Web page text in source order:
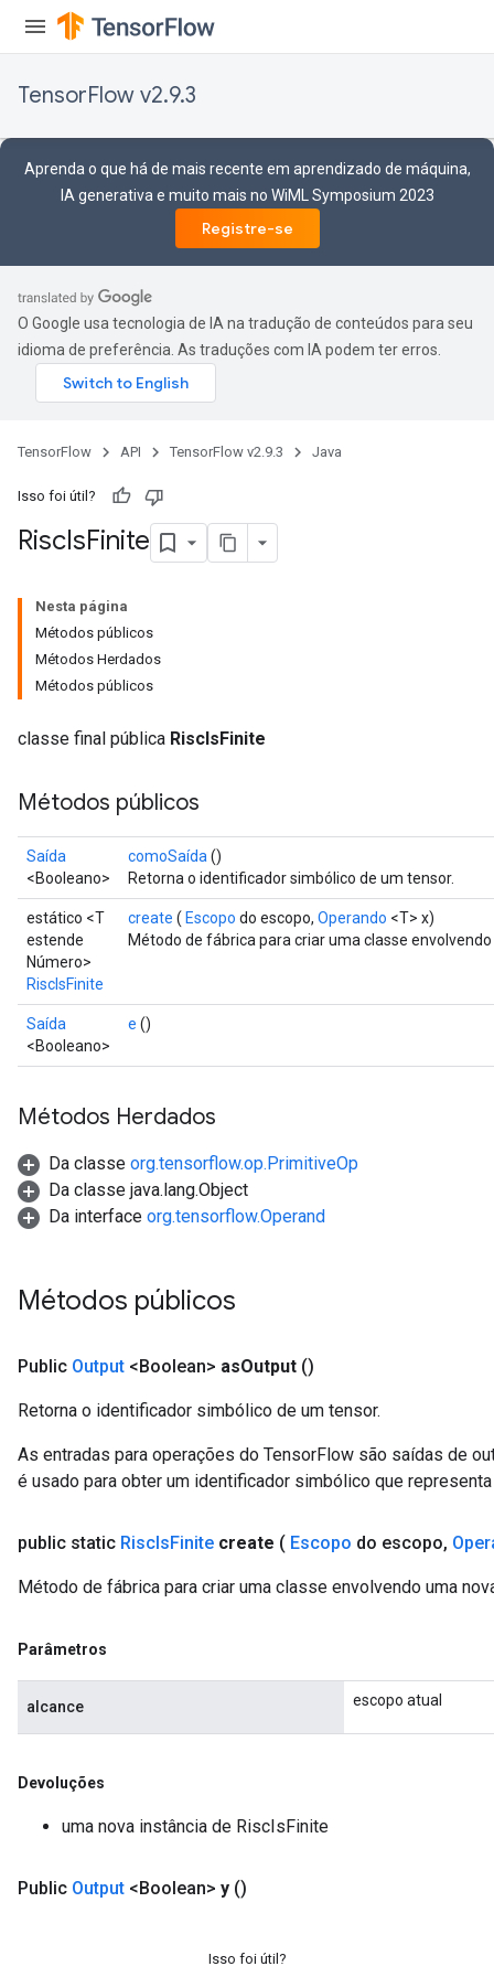
TensorFlow v2.9.3
Aprenda o que há de mais recente em aprendizado de máquina,
IA generativa e muito mais no WiML Symposium 2023
Registre-se
O Google usa tecnologia de IA na tradução de conteúdos para seu
idioma de preferência. As traduções com IA podem ter erros.
TensorFlow API TensorFlow v2.9.3 Java
Isso foi útil?
RiscIsFinite
Nesta página
Métodos públicos
Métodos Herdados
Métodos públicos
classe final pública RiscIsFinite
Métodos públicos
Saída
<Booleano>
comoSaída ()
Retorna o identificador simbólico de um tensor.
estático <T
estende
Número>
RiscIsFinite
create ( Escopo do escopo, Operando <T> x)
Método de fábrica para criar uma classe
Saída
<Booleano>
e ()
Métodos Herdados
Da classe org.tensorflow.op.PrimitiveOp
Da classe java.lang.Object
Da interface org.tensorflow.Operand
Métodos públicos
Public Output <Boolean> asOutput ()
Retorna o identificador simbólico de um tensor.
As entradas para operações do TensorFlow são saídas de
é usado para obter um identificador simbólico que
public static RiscIsFinite create ( Escopo do escopo,
Método de fábrica para criar uma classe envolvendo uma
Parâmetros
alcance escopo atual
Devoluções
uma nova instância de RiscIsFinite
Public Output <Boolean> y ()
Isso foi útil?